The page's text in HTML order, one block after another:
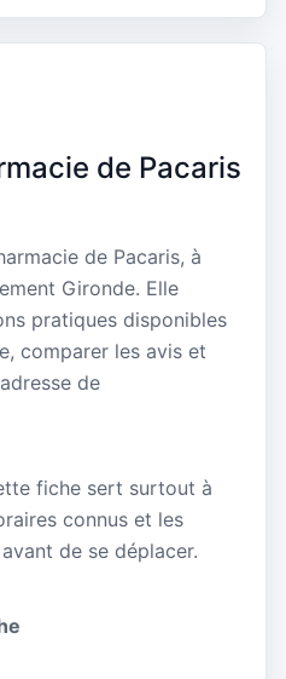
de Pacaris
de Pacaris, à
Gironde. Elle
pratiques disponibles
comparer les avis et
de
fiche sert surtout à
connus et les
de se déplacer.